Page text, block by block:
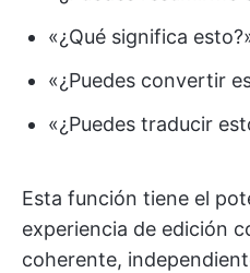
«¿Qué significa
«¿Puedes convertir
«¿Puedes traducir
Esta función tiene el
experiencia de edición
coherente,